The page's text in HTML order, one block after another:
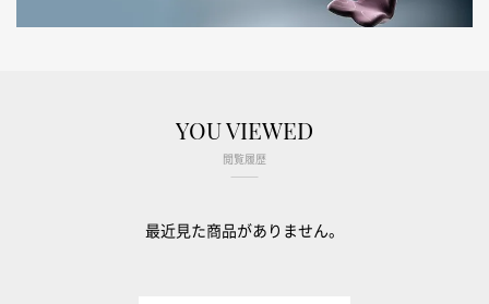
YOU VIEWED
閲覧履歴
最近見た商品がありません。